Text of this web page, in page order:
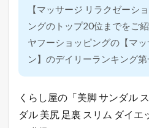
【マッサージ リラクゼーシ
ングのトップ20位までをご紹
ヤフーショッピングの【マ
ン】のデイリーランキング
くらし屋の「美脚 サンダル
ダル 美尻 足裏 スリム ダイ